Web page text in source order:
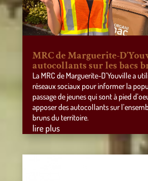
MRC de Marguerite-
autocollants sur les bacs
La MRC de Marguerite-D’Youville a
réseaux sociaux pour informer la
passage de jeunes qui sont à pied
apposer des autocollants sur
bruns du territoire.
lire plus